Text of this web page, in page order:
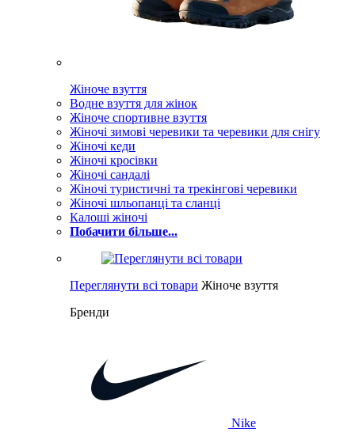
Жіноче взуття
Водне взуття для жінок
Жіноче спортивне взуття
Жіночі зимові черевики та черевики для снігу
Жіночі кеди
Жіночі кросівки
Жіночі сандалі
Жіночі туристичні та трекінгові черевики
Жіночі шльопанці та сланці
Калоші жіночі
Побачити більше...
Переглянути всі товари Жіноче взуття
Бренди
Nike